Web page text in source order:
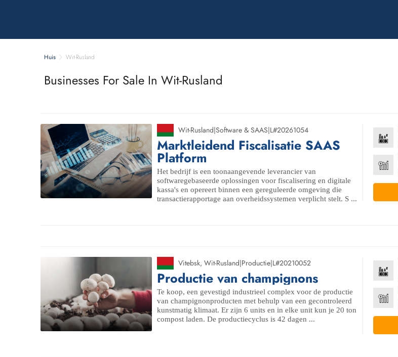
Huis Wit-Rusland
Businesses For Sale In Wit-Rusland
Wit-Rusland|Software & SAAS|L#20261054
Marktleidend Fiscalisatie SAAS
Platform
Het bedrijf is een toonaangevende leverancier van
softwaregebaseerde oplossingen voor fiscalisering en digitale
kassa's en opereert binnen een gereguleerde omgeving die
transactierapportage aan overheidssystemen verplicht stelt. S ...
Vitebsk, Wit-Rusland|Productie|L#20210052
Productie van champignons
Te koop, een gevestigd industrieel complex voor de productie
van champignonproducten met behulp van een gecontroleerd
kunstmatig klimaat. Er zijn 6 units en in elke unit kun je 20 ton
compost laden. De productiecyclus is 42 dagen ...